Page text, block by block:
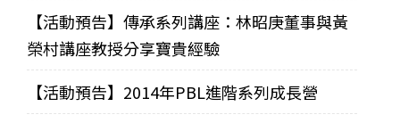
【活動預告】傳承系列講座：林昭庚董事與黃
榮村講座教授分享寶貴經驗
【活動預告】2014年PBL進階系列成長營